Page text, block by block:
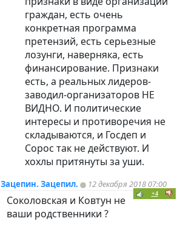
граждан, есть очень
конкретная программа
претензий, есть серьезные
лозунги, наверняка, есть
финансирование. Признаки
есть, а реальных лидеров-
заводил-организаторов НЕ
ВИДНО. И политические
интересы и противоречия не
складываются, и Госдеп и
Сорос так не действуют. И
хохлы притянуты за уши.
Зацепин. Зацепил. 12 декабря 2018 07:00
+4
Соколовская и Ковтун не
ваши родственники ?